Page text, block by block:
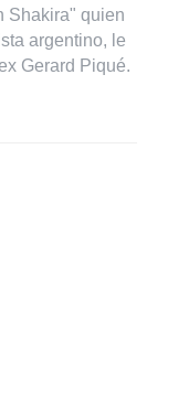
Shakira" quien
argentino, le
Gerard Piqué.